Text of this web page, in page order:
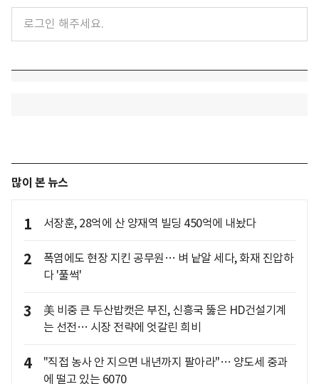
많이 본 뉴스
1 서장훈, 28억에 산 양재역 빌딩 450억에 내놨다
2
폭염에도 현장 지킨 공무원… 벼 낱알 세다, 화재 진압하
다 '풀썩'
3
美 비중 큰 두산밥캣은 부진, 신흥국 뚫은 HD건설기계
는 선전… 시장 전략에 엇갈린 희비
4
"직접 농사 안 지으면 내년까지 팔아라"… 양도세 중과
에 떨고 있는 6070